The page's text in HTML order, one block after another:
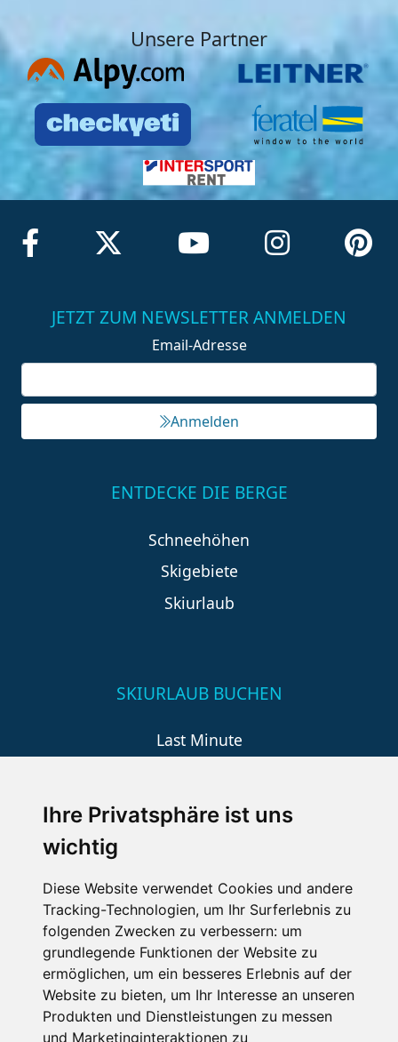
Ihre Privatsphäre ist uns
wichtig
Diese Website verwendet Cookies und andere
Tracking-Technologien, um Ihr Surferlebnis zu
folgenden Zwecken zu verbessern: um
grundlegende Funktionen der Website zu
ermöglichen, um ein besseres Erlebnis auf der
Website zu bieten, um Ihr Interesse an unseren
Produkten und Dienstleistungen zu messen
und Marketinginteraktionen zu
Unsere Partner
JETZT ZUM NEWSLETTER ANMELDEN
Email-Adresse
Anmelden
ENTDECKE DIE BERGE
Schneehöhen
Skigebiete
Skiurlaub
SKIURLAUB BUCHEN
Last Minute
Wellness
SCHNEEHÖHEN SKI APP
Die Schneehoehen Ski APP für iOS und Android - Ein
Muss für alle Wintersportler und Schneefreaks!